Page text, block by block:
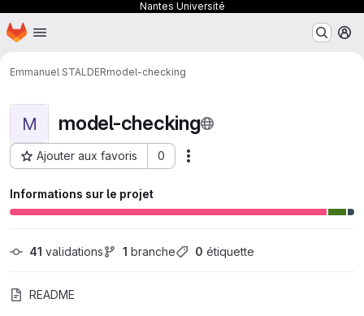
Nantes Université
Passer au contenu principal
Page d'accueil
Emmanuel STALDERmodel-checking
M model-checking
Ajouter aux favoris 0
ID du projet : 25811
Informations sur le projet
41 validations 1 branche 0 étiquette
README